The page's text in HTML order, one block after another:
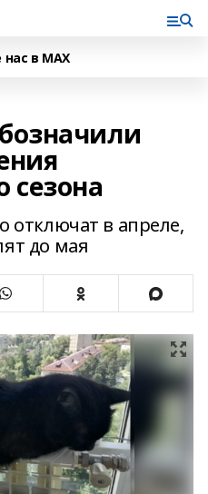
в MAX
сезона
отключат в апреле,
до мая